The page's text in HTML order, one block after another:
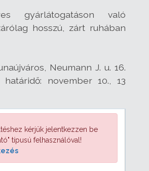
gyárlátogatáson való
hosszú, zárt ruhában
Neumann J. u. 16.
határidő: november 10., 13
kérjük jelentkezzen be
típusú felhasználóval!